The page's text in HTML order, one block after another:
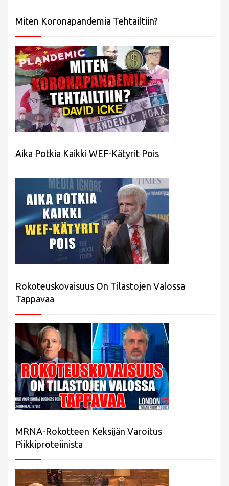
Miten Koronapandemia Tehtailtiin?
Aika Potkia Kaikki WEF-Kätyrit Pois
Rokoteuskovaisuus On Tilastojen Valossa
Tappavaa
MRNA-Rokotteen Keksijän Varoitus
Piikkiproteiinista